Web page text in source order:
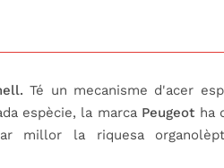
Té un mecanisme d'acer
espècie, la marca Peugeot ha
millor la riquesa